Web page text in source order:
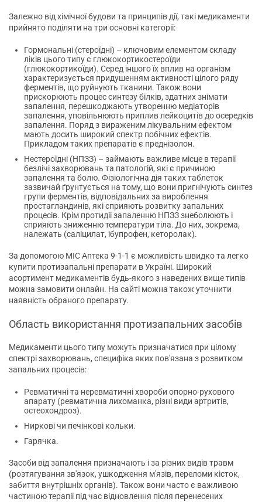
Залежно від хімічної будови та принципів дії, такі медикаменти
прийнято поділяти на три основні категорії:
Гормональні (стероїдні) – ключовим елементом складу
ліків цього типу є глюкокортикостероїди
(глюкокортикоїди). Серед іншого їх вплив на організм
характеризується придушенням активності цілого ряду
ферментів, що руйнують тканини. Також вони
прискорюють процес синтезу білків, здатних знімати
запалення, перешкоджають утворенню медіаторів
запалення, уповільнюють приплив лейкоцитів до осередків
запалення. Поряд з вираженим лікувальним ефектом
мають досить широкий спектр побічних ефектів.
Прикладом таких препаратів є преднізолон.
Нестероїдні (НПЗЗ) – займають важливе місце в терапії
безлічі захворювань та патологій, які є причиною
запалення та болю. Фізіологічна дія таких таблеток
зазвичай ґрунтується на тому, що вони пригнічують синтез
групи ферментів, відповідальних за вироблення
простагландинів, які сприяють розвитку запальних
процесів. Крім протидії запаленню НПЗЗ знеболюють і
сприяють зниженню температури тіла. До них, зокрема,
належать (саліцилат, ібупрофен, кеторолак).
За допомогою МІС Аптека 9-1-1 є можливість швидко та легко
купити протизапальні препарати в Україні. Широкий
асортимент медикаментів будь-якого з наведених вище типів
можна замовити онлайн. На сайті можна також уточнити
наявність обраного препарату.
Область використання протизапальних засобів
Медикаменти цього типу можуть призначатися при цілому
спектрі захворювань, специфіка яких пов'язана з розвитком
запальних процесів:
Ревматичні та неревматичні хвороби опорно-рухового
апарату (ревматична лихоманка, різні види артритів,
остеохондроз).
Ниркові чи печінкові кольки.
Гарячка.
Засоби від запалення призначають і за різних видів травм
(розтягування зв'язок, ушкодження м'язів, переломи кісток,
забиття внутрішніх органів). Також вони часто є важливою
частиною терапії під час відновлення після перенесених